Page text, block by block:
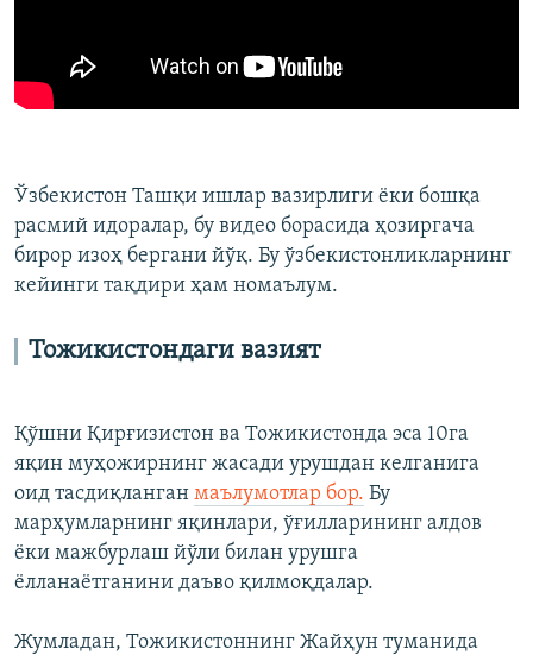
Ўзбекистон Ташқи ишлар вазирлиги ёки бошқа
расмий идоралар, бу видео борасида ҳозиргача
бирор изоҳ бергани йўқ. Бу ўзбекистонликларнинг
кейинги тақдири ҳам номаълум.
Тожикистондаги вазият
Қўшни Қирғизистон ва Тожикистонда эса 10га
яқин муҳожирнинг жасади урушдан келганига
оид тасдиқланган маълумотлар бор. Бу
марҳумларнинг яқинлари, ўғилларининг алдов
ёки мажбурлаш йўли билан урушга
ёлланаётганини даъво қилмоқдалар.
Жумладан, Тожикистоннинг Жайҳун туманида